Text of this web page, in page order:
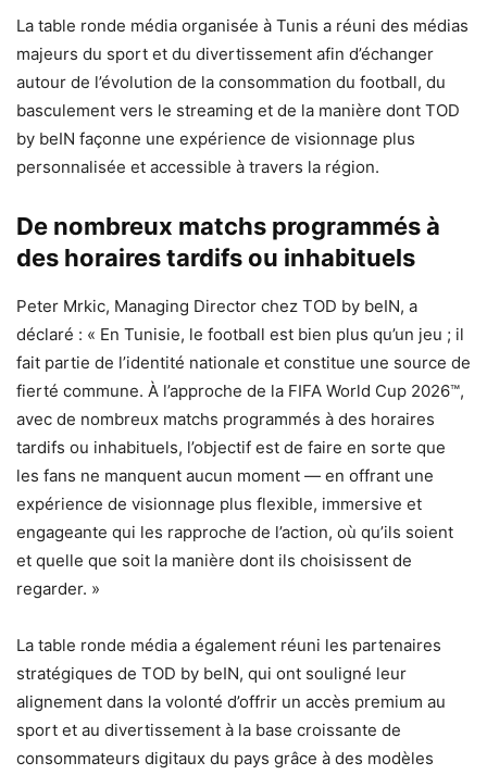
La table ronde média organisée à Tunis a réuni des médias
majeurs du sport et du divertissement afin d’échanger
autour de l’évolution de la consommation du football, du
basculement vers le streaming et de la manière dont TOD
by beIN façonne une expérience de visionnage plus
personnalisée et accessible à travers la région.
De nombreux matchs programmés à
des horaires tardifs ou inhabituels
Peter Mrkic, Managing Director chez TOD by beIN, a
déclaré : « En Tunisie, le football est bien plus qu’un jeu ; il
fait partie de l’identité nationale et constitue une source de
fierté commune. À l’approche de la FIFA World Cup 2026™,
avec de nombreux matchs programmés à des horaires
tardifs ou inhabituels, l’objectif est de faire en sorte que
les fans ne manquent aucun moment — en offrant une
expérience de visionnage plus flexible, immersive et
engageante qui les rapproche de l’action, où qu’ils soient
et quelle que soit la manière dont ils choisissent de
regarder. »
La table ronde média a également réuni les partenaires
stratégiques de TOD by beIN, qui ont souligné leur
alignement dans la volonté d’offrir un accès premium au
sport et au divertissement à la base croissante de
consommateurs digitaux du pays grâce à des modèles